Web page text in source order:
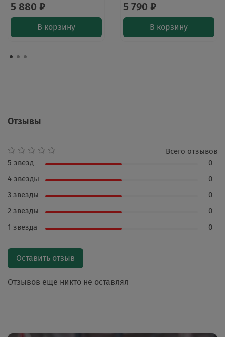
5 880 ₽
В корзину
5 790 ₽
В корзину
Отзывы
Отзывов еще никто не оставлял
Всего отзывов
5 звезд
0
4 звезды
0
3 звезды
0
2 звезды
0
1 звезда
0
Оставить отзыв